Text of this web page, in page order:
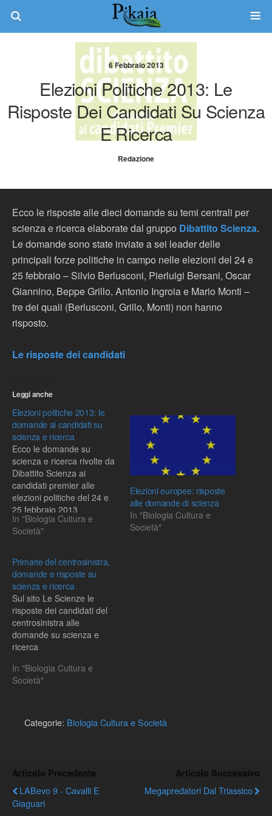
6 Febbraio 2013
Elezioni Politiche 2013: Le
Risposte Dei Candidati Su Scienza
E Ricerca
Redazione
Ecco le risposte alle dieci domande su temi centrali per
scienza e ricerca elaborate dal gruppo Dibattito Scienza.
Le domande sono state inviate a sei leader delle
principali forze politiche in campo nelle elezioni del 24 e
25 febbraio – Silvio Berlusconi, Pierluigi Bersani, Oscar
Giannino, Beppe Grillo, Antonio Ingroia e Mario Monti –
tre dei quali (Berlusconi, Grillo, Monti) non hanno
risposto.
Le risposte dei candidati
Leggi anche
Elezioni politiche 2013: le
domande ai candidati su
scienza e ricerca
Ecco le domande su
scienza e ricerca rivolte da
Dibattito Scienza ai
candidati premier alle
elezioni politiche del 24 e
25 febbraio 2013
In "Biologia Cultura e
Società"
Elezioni europee: risposte
alle domande di scienza
In "Biologia Cultura e
Società"
Primarie del centrosinistra,
domande e risposte su
scienza e ricerca
Sul sito Le Scienze le
risposte dei candidati del
centrosinistra alle
domande su scienza e
ricerca
In "Biologia Cultura e
Società"
Categorie: Biologia Cultura e Società
Articolo Precedente
LABevo 9 - Cavalli E
Giaguari
Articolo Successivo
Megapredatori Dal Triassico